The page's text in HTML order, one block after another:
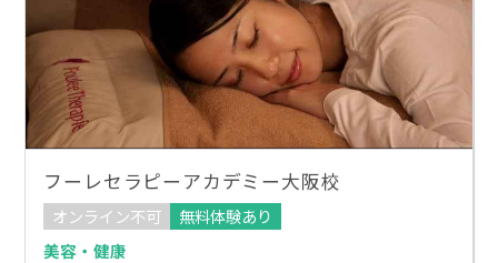
フーレセラピーアカデミー大阪校
オンライン不可
無料体験あり
美容・健康